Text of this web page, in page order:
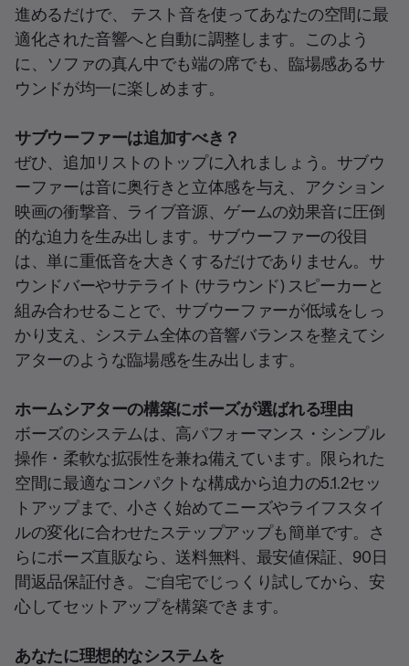
進めるだけで、 テスト音を使ってあなたの空間に最
適化された音響へと自動に調整します。このよう
に、ソファの真ん中でも端の席でも、臨場感あるサ
ウンドが均一に楽しめます。
サブウーファーは追加すべき？
ぜひ、追加リストのトップに入れましょう。サブウ
ーファーは音に奥行きと立体感を与え、アクション
映画の衝撃音、ライブ音源、ゲームの効果音に圧倒
的な迫力を生み出します。サブウーファーの役目
は、単に重低音を大きくするだけでありません。サ
ウンドバーやサテライト (サラウンド) スピーカーと
組み合わせることで、サブウーファーが低域をしっ
かり支え、システム全体の音響バランスを整えてシ
アターのような臨場感を生み出します。
ホームシアターの構築にボーズが選ばれる理由
ボーズのシステムは、高パフォーマンス・シンプル
操作・柔軟な拡張性を兼ね備えています。限られた
空間に最適なコンパクトな構成から迫力の5.1.2セッ
トアップまで、小さく始めてニーズやライフスタイ
ルの変化に合わせたステップアップも簡単です。さ
らにボーズ直販なら、送料無料、最安値保証、90日
間返品保証付き。ご自宅でじっくり試してから、安
心してセットアップを構築できます。
あなたに理想的なシステムを